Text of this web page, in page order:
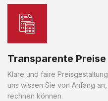
Transparente Preise
Klare und faire
uns wissen Sie von Anfang
rechnen können.